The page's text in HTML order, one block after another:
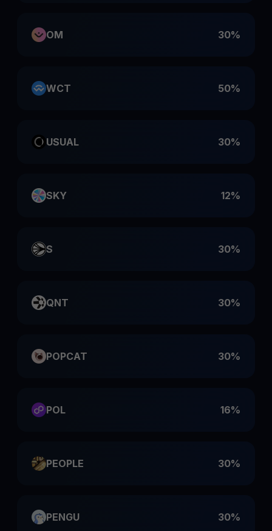
OM 30%
WCT 50%
USUAL 30%
SKY 12%
S 30%
QNT 30%
POPCAT 30%
POL 16%
PEOPLE 30%
PENGU 30%